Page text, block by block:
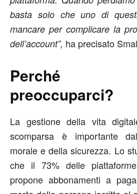
basta solo che uno di
mancare per complicare la
dell’account”, ha precisato
Perché
preoccuparci?
La gestione della vita
scomparsa è importante
morale e della sicurezza. Lo
che il 73% delle
propone abbonamenti a